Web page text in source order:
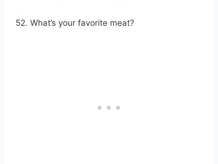
52. What’s your favorite meat?